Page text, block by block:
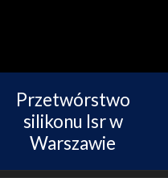
Przetwórstwo
silikonu lsr w
Warszawie